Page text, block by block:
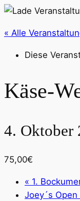
« Alle
Diese
Käse-
4. Oktober
75,00€
« 1.
Joey´s Open